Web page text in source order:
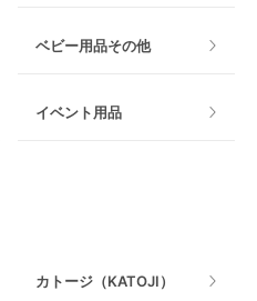
きる
のがおすすめです。例え
することで手間なく、必
とができます。
う1つのメリットは、購入
マット製
ベビー用品その他
イベント用品
カトージ（KATOJI）